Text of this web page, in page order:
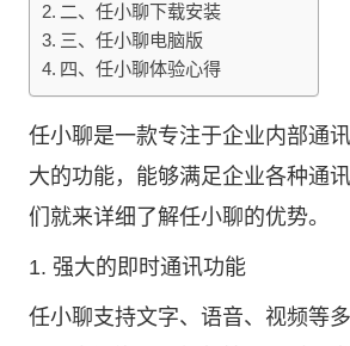
二、任小聊下载安装
三、任小聊电脑版
四、任小聊体验心得
任小聊是一款专注于企业内部通
大的功能，能够满足企业各种通
们就来详细了解任小聊的优势。
1. 强大的即时通讯功能
任小聊支持文字、语音、视频等